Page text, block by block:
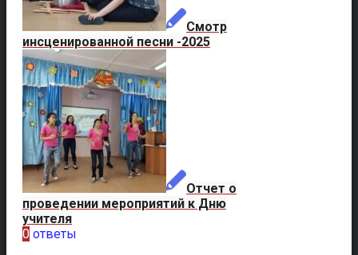
Смотр
инсценированной песни -2025
Отчет о
проведении мероприятий к Дню
учителя
0 ответы